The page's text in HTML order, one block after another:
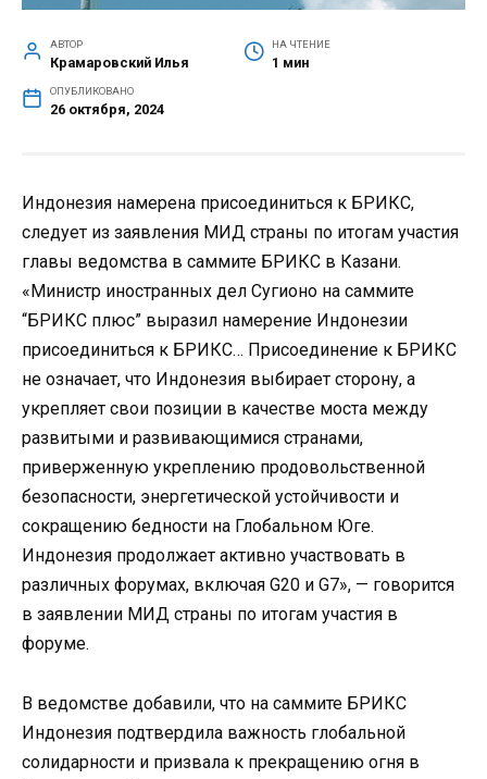
АВТОР
Крамаровский Илья
НА ЧТЕНИЕ
1 мин
ОПУБЛИКОВАНО
26 октября, 2024
Индонезия намерена присоединиться к БРИКС,
следует из заявления МИД страны по итогам участия
главы ведомства в саммите БРИКС в Казани.
«Министр иностранных дел Сугионо на саммите
“БРИКС плюс” выразил намерение Индонезии
присоединиться к БРИКС… Присоединение к БРИКС
не означает, что Индонезия выбирает сторону, а
укрепляет свои позиции в качестве моста между
развитыми и развивающимися странами,
приверженную укреплению продовольственной
безопасности, энергетической устойчивости и
сокращению бедности на Глобальном Юге.
Индонезия продолжает активно участвовать в
различных форумах, включая G20 и G7», — говорится
в заявлении МИД страны по итогам участия в
форуме.
В ведомстве добавили, что на саммите БРИКС
Индонезия подтвердила важность глобальной
солидарности и призвала к прекращению огня в